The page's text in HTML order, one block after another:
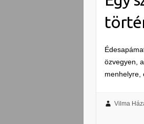
özvegyen,
menhelyre,
Vilma